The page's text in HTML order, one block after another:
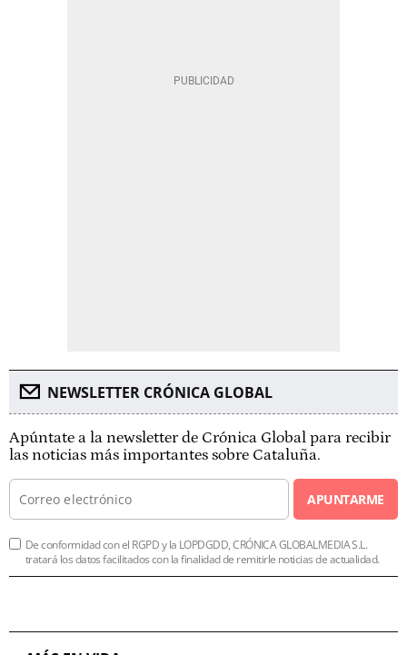
NEWSLETTER CRÓNICA GLOBAL
Apúntate a la newsletter de Crónica Global para recibir
las noticias más importantes sobre Cataluña.
APUNTARME
De conformidad con el RGPD y la LOPDGDD, CRÓNICA GLOBALMEDIA S.L.
tratará los datos facilitados con la finalidad de remitirle noticias de actualidad.